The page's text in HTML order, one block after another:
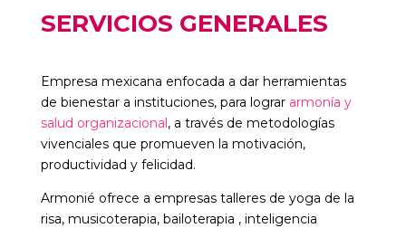
SERVICIOS GENERALES
Empresa mexicana enfocada a dar herramientas
de bienestar a instituciones, para lograr armonía y
salud organizacional, a través de metodologías
vivenciales que promueven la motivación,
productividad y felicidad.
Armonié ofrece a empresas talleres de yoga de la
risa, musicoterapia, bailoterapia , inteligencia